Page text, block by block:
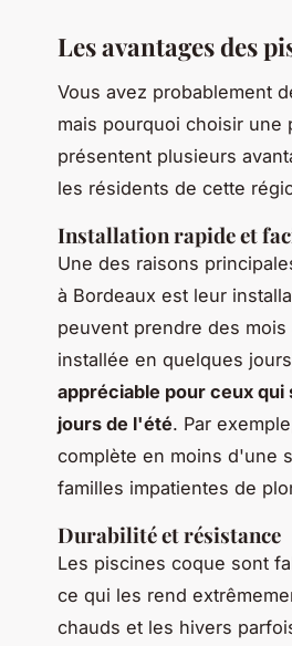
Les avantages des
Vous avez probablement
mais pourquoi choisir une
présentent plusieurs
les résidents de cette
Installation rapide et
Une des raisons
à Bordeaux est leur
peuvent prendre des
installée en quelques
appréciable pour ceux
jours de l'été. Par
complète en moins d'une
familles impatientes de
Durabilité et résistance
Les piscines coque sont
ce qui les rend
chauds et les hivers